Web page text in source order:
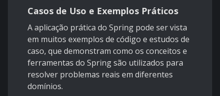
Casos de Uso e Exemplos Práticos
A aplicação prática do Spring pode ser vista
em muitos exemplos de código e estudos de
caso, que demonstram como os conceitos e
ferramentas do Spring são utilizados para
resolver problemas reais em diferentes
domínios.